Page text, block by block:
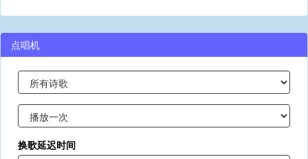
点唱机
换歌延迟时间